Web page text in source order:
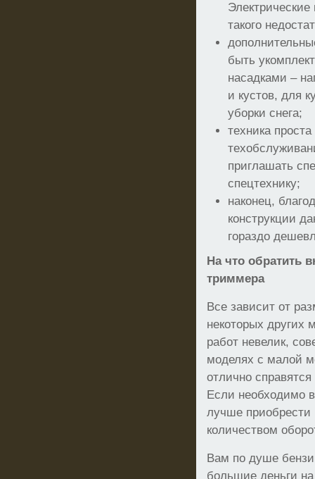
такого
быть
насадками –
и кустов, для
уборки снега;
техника
приглашать
спецтехнику;
наконец,
конструкции
гораздо
На что обратить
триммера
Все зависит от
некоторых других
работ невелик,
моделях с малой
отлично
Если необходимо
лучше
количеством
Вам по душе
большие деньги